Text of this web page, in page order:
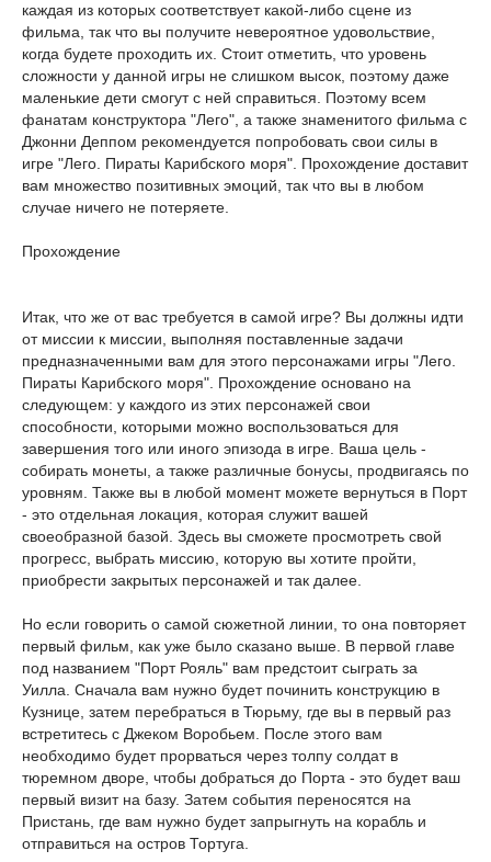
каждая из которых соответствует какой-либо сцене из
фильма, так что вы получите невероятное удовольствие,
когда будете проходить их. Стоит отметить, что уровень
сложности у данной игры не слишком высок, поэтому даже
маленькие дети смогут с ней справиться. Поэтому всем
фанатам конструктора "Лего", а также знаменитого фильма с
Джонни Деппом рекомендуется попробовать свои силы в
игре "Лего. Пираты Карибского моря". Прохождение доставит
вам множество позитивных эмоций, так что вы в любом
случае ничего не потеряете.
Прохождение
Итак, что же от вас требуется в самой игре? Вы должны идти
от миссии к миссии, выполняя поставленные задачи
предназначенными вам для этого персонажами игры "Лего.
Пираты Карибского моря". Прохождение основано на
следующем: у каждого из этих персонажей свои
способности, которыми можно воспользоваться для
завершения того или иного эпизода в игре. Ваша цель -
собирать монеты, а также различные бонусы, продвигаясь по
уровням. Также вы в любой момент можете вернуться в Порт
- это отдельная локация, которая служит вашей
своеобразной базой. Здесь вы сможете просмотреть свой
прогресс, выбрать миссию, которую вы хотите пройти,
приобрести закрытых персонажей и так далее.
Но если говорить о самой сюжетной линии, то она повторяет
первый фильм, как уже было сказано выше. В первой главе
под названием "Порт Рояль" вам предстоит сыграть за
Уилла. Сначала вам нужно будет починить конструкцию в
Кузнице, затем перебраться в Тюрьму, где вы в первый раз
встретитесь с Джеком Воробьем. После этого вам
необходимо будет прорваться через толпу солдат в
тюремном дворе, чтобы добраться до Порта - это будет ваш
первый визит на базу. Затем события переносятся на
Пристань, где вам нужно будет запрыгнуть на корабль и
отправиться на остров Тортуга.